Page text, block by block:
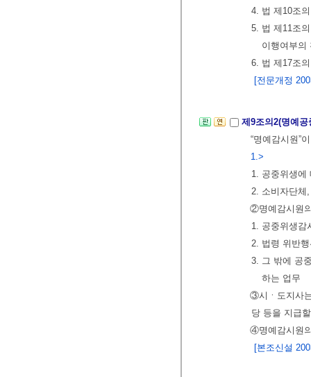
4. 법 제10조
5. 법 제11조
이행여부의
6. 법 제17조
[전문개정
제9조의2(명예
“명예감시원”
1.>
1. 공중위생에
2. 소비자단체
②명예감시원
1. 공중위생감
2. 법령 위반
3. 그 밖에 공
하는 업무
③시ㆍ도지사
당 등을 지급
④명예감시원
[본조신설